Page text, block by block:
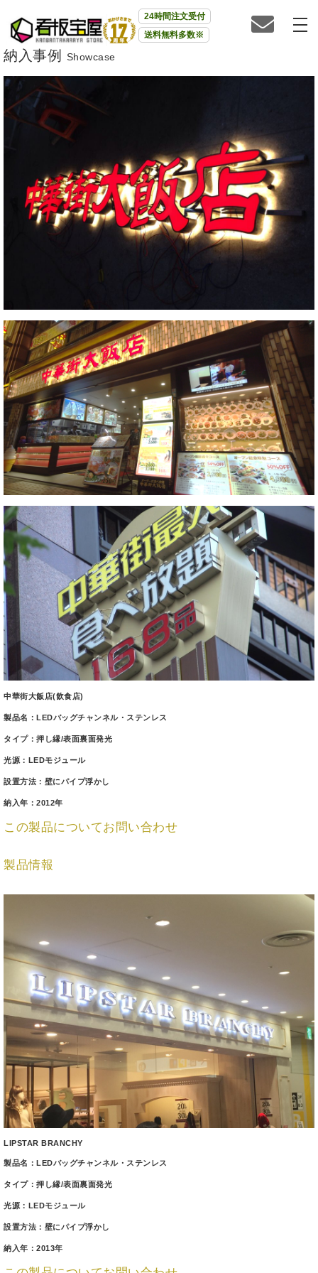
24時間注文受付
送料無料多数※
納入事例 Showcase
中華街大飯店(飲食店)
製品名：LEDバッグチャンネル・ステンレス
タイプ：押し縁/表面裏面発光
光源：LEDモジュール
設置方法：壁にパイプ浮かし
納入年：2012年
この製品についてお問い合わせ
製品情報
LIPSTAR BRANCHY
製品名：LEDバッグチャンネル・ステンレス
タイプ：押し縁/表面裏面発光
光源：LEDモジュール
設置方法：壁にパイプ浮かし
納入年：2013年